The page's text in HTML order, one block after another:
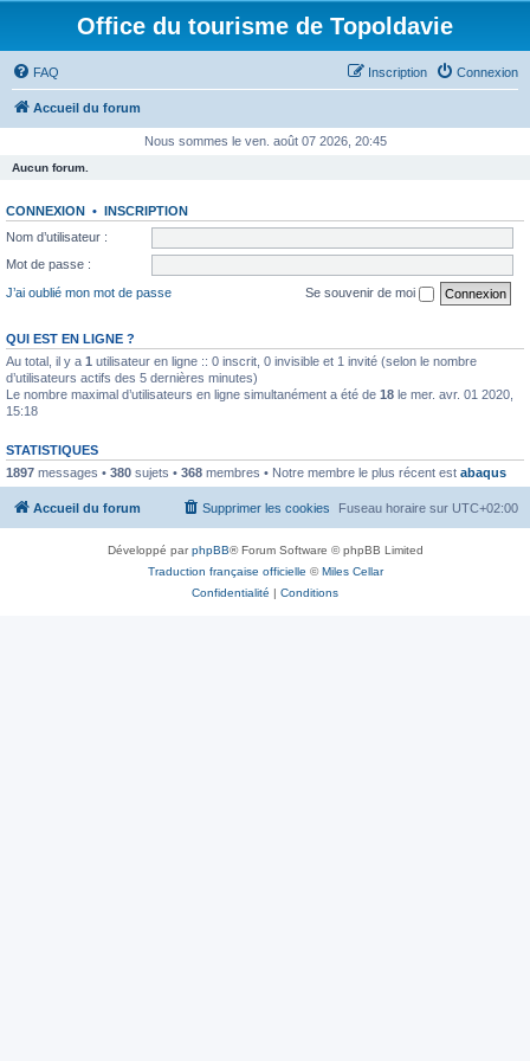
Office du tourisme de Topoldavie
FAQ Connexion
Inscription
Accueil du forum
Nous sommes le ven. août 07 2026, 20:45
Aucun forum.
CONNEXION • INSCRIPTION
Nom d’utilisateur :
Mot de passe :
J’ai oublié mon mot de passe
Se souvenir de moi
QUI EST EN LIGNE ?
Au total, il y a 1 utilisateur en ligne :: 0 inscrit, 0 invisible et 1 invité (selon le nombre
d’utilisateurs actifs des 5 dernières minutes)
Le nombre maximal d’utilisateurs en ligne simultanément a été de 18 le mer. avr. 01 2020,
15:18
STATISTIQUES
1897 messages • 380 sujets • 368 membres • Notre membre le plus récent est abaqus
Accueil du forum Fuseau horaire sur UTC+02:00
Supprimer les cookies
Développé parphpBB® Forum Software © phpBB Limited
Traduction française officielle ©Miles Cellar
Confidentialité | Conditions